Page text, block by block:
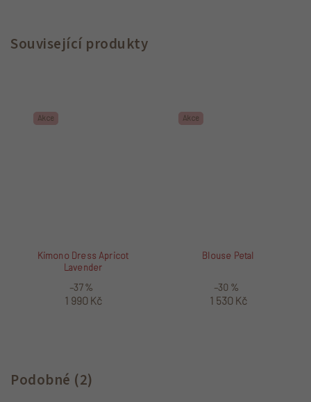
Související produkty
Akce
Kimono Dress Apricot
Lavender
–37 %
1 990 Kč
Akce
Blouse Petal
–30 %
1 530 Kč
Podobné (2)